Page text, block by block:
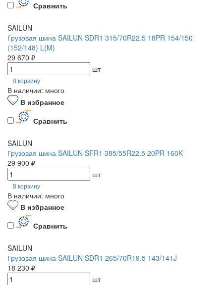
Сравнить
SAILUN
Грузовая шина SAILUN SDR1 315/70R22.5 18PR 154/150
(152/148) L(M)
29 670 ₽
шт
В корзину
В наличии: много
В избранное
Сравнить
SAILUN
Грузовая шина SAILUN SFR1 385/55R22.5 20PR 160K
29 900 ₽
шт
В корзину
В наличии: много
В избранное
Сравнить
SAILUN
Грузовая шина SAILUN SDR1 265/70R19.5 143/141J
18 230 ₽
шт